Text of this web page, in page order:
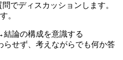
でディスカッションします。
。
論の構成を意識する
らせず、考えながらでも何か答